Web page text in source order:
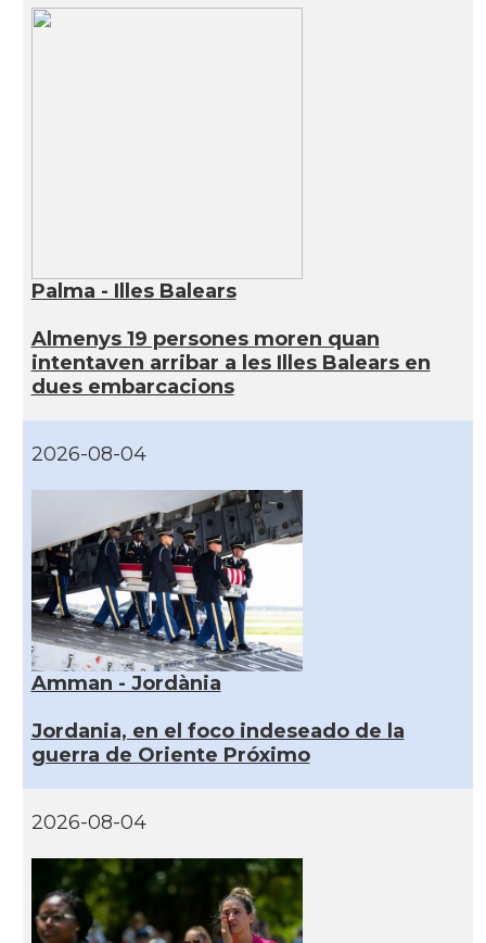
Palma - Illes Balears
Almenys 19 persones moren quan
intentaven arribar a les Illes Balears en
dues embarcacions
2026-08-04
Amman - Jordània
Jordania, en el foco indeseado de la
guerra de Oriente Próximo
2026-08-04